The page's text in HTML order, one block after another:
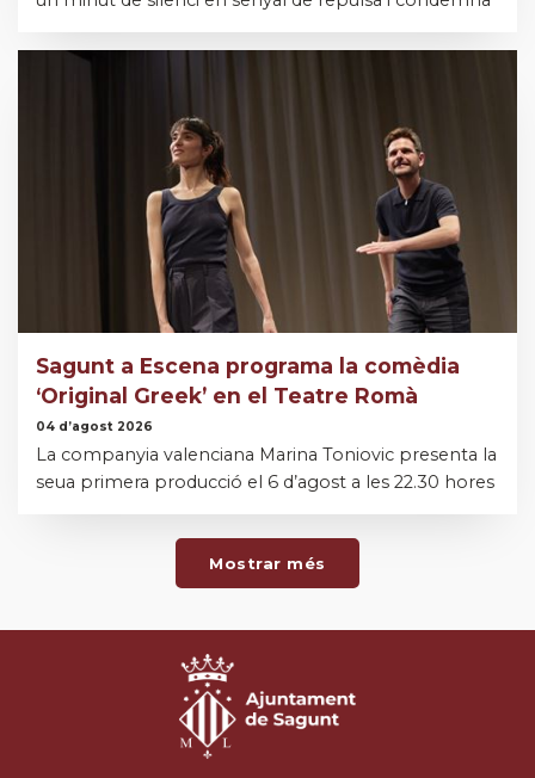
Sagunt a Escena programa la comèdia
‘Original Greek’ en el Teatre Romà
04 d’agost 2026
La companyia valenciana Marina Toniovic presenta la
seua primera producció el 6 d’agost a les 22.30 hores
Mostrar més